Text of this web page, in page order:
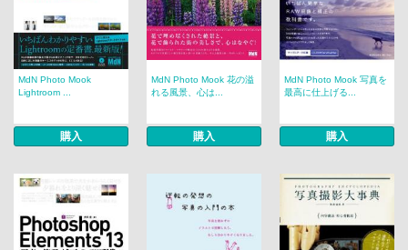
MdN Photo Mook
Lightroom ...
購入
MdN Photo Mook 花の溢
れる風景、心は...
購入
MdN Photo Mook 写真を
最高に仕上げる...
購入